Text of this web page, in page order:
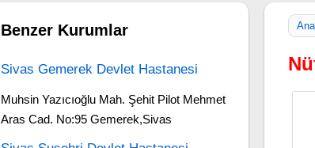
Benzer Kurumlar
Sivas Gemerek Devlet Hastanesi
Muhsin Yazıcıoğlu Mah. Şehit Pilot Mehmet
Aras Cad. No:95 Gemerek,Sivas